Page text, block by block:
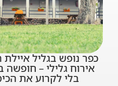
כפר נופש בגליל
אירוח גלילי – חופשה
בלי לקרוע את